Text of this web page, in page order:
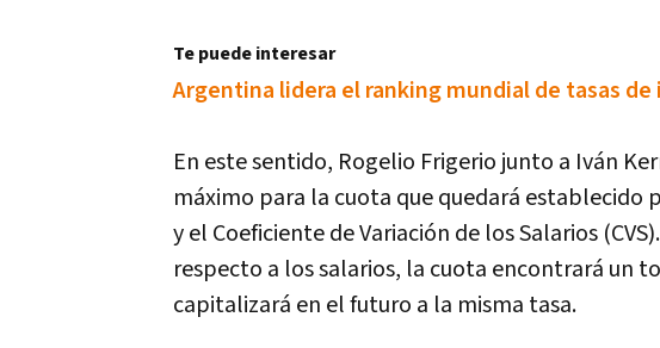
Te puede interesar
Argentina lidera el ranking mundial de tasas
En este sentido, Rogelio Frigerio junto a Iván
máximo para la cuota que quedará
y el Coeficiente de Variación de los Salarios
respecto a los salarios, la cuota encontrará un
capitalizará en el futuro a la misma tasa.